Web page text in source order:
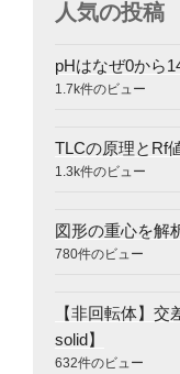
人気の投
pHはなぜ0から
1.7k件のビュー
TLCの原理とRf
1.3k件のビュー
図形の重心を解
780件のビュー
【非回転体】
solid】
632件のビュー